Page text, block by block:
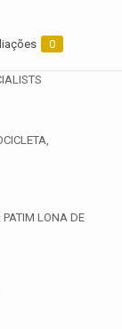
0
PATIM LONA DE